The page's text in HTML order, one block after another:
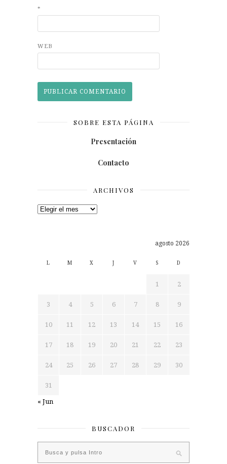
*
WEB
SOBRE ESTA PÁGINA
Presentación
Contacto
ARCHIVOS
Archivos
agosto 2026
L M X J V S D
1 2
3 4 5 6 7 8 9
10 11 12 13 14 15 16
17 18 19 20 21 22 23
24 25 26 27 28 29 30
31
« Jun
BUSCADOR